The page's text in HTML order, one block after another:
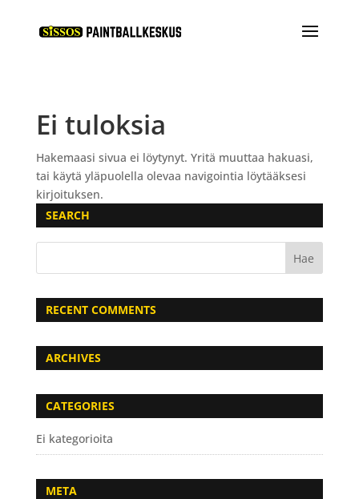
Ei tuloksia
Hakemaasi sivua ei löytynyt. Yritä muuttaa hakuasi,
tai käytä yläpuolella olevaa navigointia löytääksesi
kirjoituksen.
SEARCH
RECENT COMMENTS
ARCHIVES
CATEGORIES
Ei kategorioita
META